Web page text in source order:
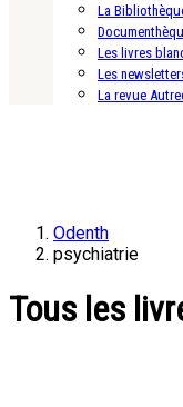
La
Les livres
Les
La revue
Odenth
psychiatrie
Tous les